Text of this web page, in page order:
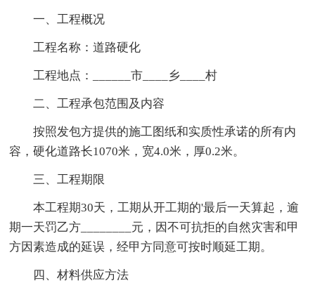
一、工程概况
工程名称：道路硬化
工程地点：______市____乡____村
二、工程承包范围及内容
按照发包方提供的施工图纸和实质性承诺的所有内
容，硬化道路长1070米，宽4.0米，厚0.2米。
三、工程期限
本工程期30天，工期从开工期的'最后一天算起，逾
期一天罚乙方________元，因不可抗拒的自然灾害和甲
方因素造成的延误，经甲方同意可按时顺延工期。
四、材料供应方法